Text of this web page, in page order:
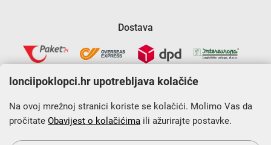
Dostava
Krajnji primatelj financijskog instrumenta sufinanciranog iz
Europskog fonda za regionalni razvoj u sklopu Operativnog
lonciipoklopci.hr upotrebljava kolačiće
Na ovoj mrežnoj stranici koriste se kolačići. Molimo Vas da
pročitate Obavijest o kolačićima ili ažurirajte postavke.